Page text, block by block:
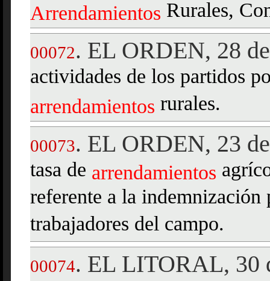
Arrendamientos Rurales,
00072. EL ORDEN, 28
actividades de los partidos
arrendamientos rurales.
00073. EL ORDEN, 23
tasa de arrendamientos
referente a la indemnización
trabajadores del campo.
00074. EL LITORAL, 30